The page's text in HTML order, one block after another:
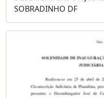
SOBRADINHO DF